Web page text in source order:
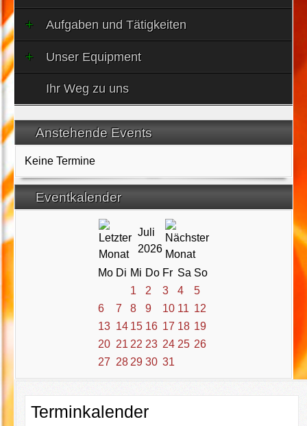
Aufgaben und Tätigkeiten
Unser Equipment
Ihr Weg zu uns
Anstehende Events
Keine Termine
Eventkalender
Juli
2026
Mo Di Mi Do Fr Sa So
1
2 3 4
5
6
7 8 9 10 11 12
13 14 15 16 17 18 19
20 21 22 23 24 25 26
27 28 29 30 31
Terminkalender